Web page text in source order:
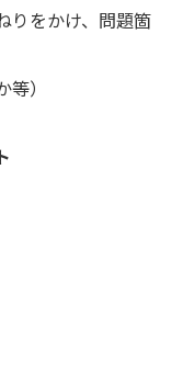
りをかけ、問題箇
）